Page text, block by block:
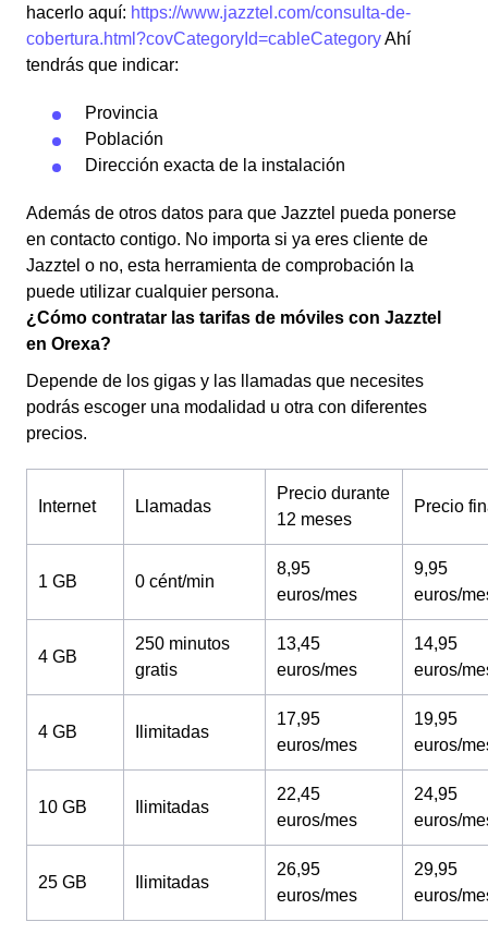
hacerlo aquí: https://www.jazztel.com/consulta-de-
cobertura.html?covCategoryId=cableCategoryAhí
tendrás que indicar:
Provincia
Población
Dirección exacta de la instalación
Además de otros datos para que Jazztel pueda ponerse
en contacto contigo. No importa si ya eres cliente de
Jazztel o no, esta herramienta de comprobación la
puede utilizar cualquier persona.
¿Cómo contratar las tarifas de móviles con Jazztel
en Orexa?
Depende de los gigas y las llamadas que necesites
podrás escoger una modalidad u otra con diferentes
precios.
Internet Llamadas
Precio durante
12 meses
Precio
1 GB 0 cént/min
8,95
euros/mes
9,95
euros/
4 GB
250 minutos
gratis
13,45
euros/mes
14,95
euros/
4 GB Ilimitadas
17,95
euros/mes
19,95
euros/
10 GB Ilimitadas
22,45
euros/mes
24,95
euros/
25 GB Ilimitadas
26,95
euros/mes
29,95
euros/